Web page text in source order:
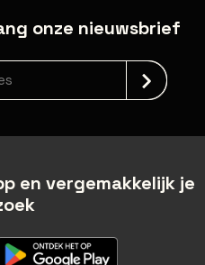
onze nieuwsbrief
en vergemakkelijk je